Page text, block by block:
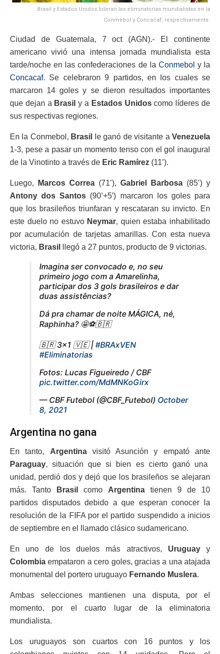
Brasil y Estados Unidos lideran las eliminatorias mundialistas en la
Conmebol y Concacaf, respectivamente.
Ciudad de Guatemala, 7 oct (AGN).- El continente
americano vivió una intensa jornada mundialista esta
tarde/noche en las confederaciones de la Conmebol y la
Concacaf. Se celebraron 9 partidos, en los cuales se
marcaron 14 goles y se dieron resultados importantes
que dejan a Brasil y a Estados Unidoscomo líderes de
sus respectivas regiones.
En la Conmebol, Brasil le ganó de visitante a Venezuela
1-3, pese a pasar un momento tenso con el gol inaugural
de la Vinotinto a través de Eric Ramírez (11’).
Luego, Marcos Correa (71’), Gabriel Barbosa (85’) y
Antony dos Santos (90’+5′) marcaron los goles para
que los brasileños triunfaran y rescataran su invicto. En
este duelo no estuvo Neymar, quien estaba inhabilitado
por acumulación de tarjetas amarillas. Con esta nueva
victoria, Brasil llegó a 27 puntos, producto de 9 victorias.
Imagina ser convocado e, no seu
primeiro jogo com a Amarelinha,
participar dos 3 gols brasileiros e dar
duas assistências?
Dá pra chamar de noite MÁGICA, né,
Raphinha? 🤩⚽️🇧🇷
🇧🇷 3×1 🇻🇪 | #BRAxVEN
#Eliminatorias
Fotos: Lucas Figueiredo / CBF
pic.twitter.com/MdMNKoGirx
— CBF Futebol (@CBF_Futebol) October
8, 2021
Argentina no gana
En tanto, Argentinavisitó Asunción y empató ante
Paraguay, situación que si bien es cierto ganó una
unidad, perdió dos y dejó que los brasileños se alejaran
más. Tanto
Brasil como Argentina tienen 9 de 10
partidos disputados debido a que esperan conocer la
resolución de la FIFA por el partido suspendido a inicios
de septiembre en el llamado clásico sudamericano.
En uno de los duelos más atractivos, Uruguayy
Colombia empataron a cero goles, gracias a una atajada
monumental del portero uruguayo Fernando Muslera.
Ambas selecciones mantienen una disputa, por el
momento, por el cuarto lugar de la eliminatoria
mundialista.
Los uruguayos son cuartos con 16 puntos y los